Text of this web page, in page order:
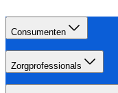
Consumenten
Zorgprofessionals